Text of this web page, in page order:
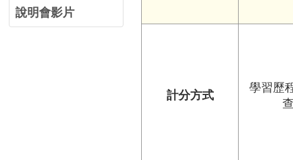
說明會影片
計分方式
學習歷